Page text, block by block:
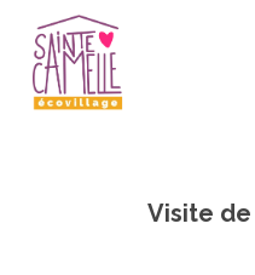
main
content
Visite